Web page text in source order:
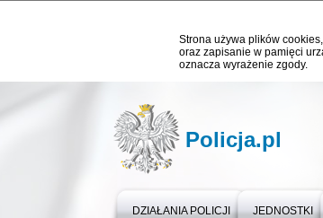
Strona używa plików
oraz zapisanie w pamięci
oznacza wyrażenie zgody.
Policja.pl
DZIAŁANIA POLICJI JEDNOSTKI